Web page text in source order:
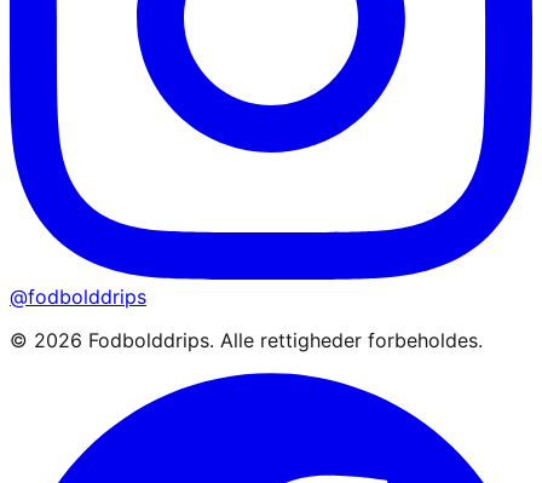
@fodbolddrips
© 2026 Fodbolddrips. Alle rettigheder forbeholdes.